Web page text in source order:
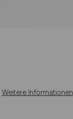
Weitere Informationen